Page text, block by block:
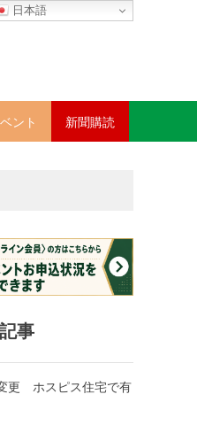
日本語
ント 新聞購読
事
更 ホスピス住宅で有